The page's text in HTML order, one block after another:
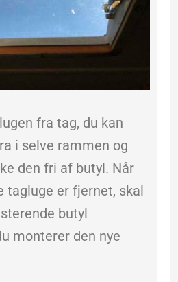
fra tag, du kan
i selve rammen og
den fri af butyl. Når
tagluge er fjernet, skal
butyl
monterer den nye